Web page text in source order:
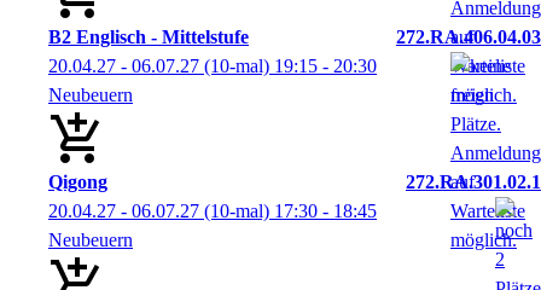
B2 Englisch - Mittelstufe
272.RA.406.04.03
20.04.27 - 06.07.27 (10-mal) 19:15 - 20:30
Neubeuern
Qigong
272.RA.301.02.1
20.04.27 - 06.07.27 (10-mal) 17:30 - 18:45
Neubeuern